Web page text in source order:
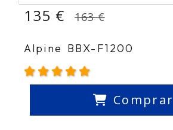
135 € 163 €
Alpine BBX-F1200
Comprar